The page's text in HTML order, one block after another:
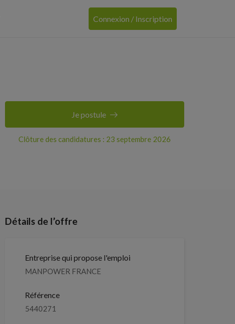
Connexion / Inscription
Clôture des candidatures : 23 septembre 2026
Je postule
Détails de l’offre
Entreprise qui propose l'emploi
MANPOWER FRANCE
Référence
5440271